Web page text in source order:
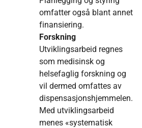
omfatter også blant annet
finansiering.
Forskning
Utviklingsarbeid regnes
som medisinsk og
helsefaglig forskning og
vil dermed omfattes av
dispensasjonshjemmelen.
Med utviklingsarbeid
menes «systematisk